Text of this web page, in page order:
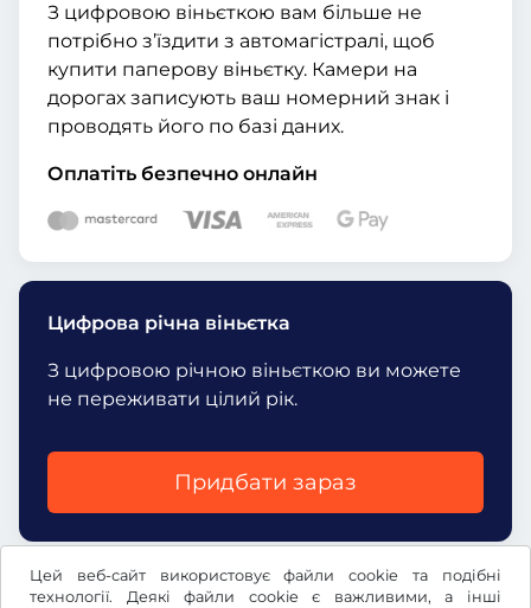
Цей веб-сайт використовує файли cookie та подібні
технології. Деякі файли cookie є важливими, а інші
З цифровою віньєткою вам більше не
потрібно з’їздити з автомагістралі, щоб
купити паперову віньєтку. Камери на
дорогах записують ваш номерний знак і
проводять його по базі даних.
Оплатіть безпечно онлайн
Цифрова річна віньєтка
З цифровою річною віньєткою ви можете
не переживати цілий рік.
Придбати зараз